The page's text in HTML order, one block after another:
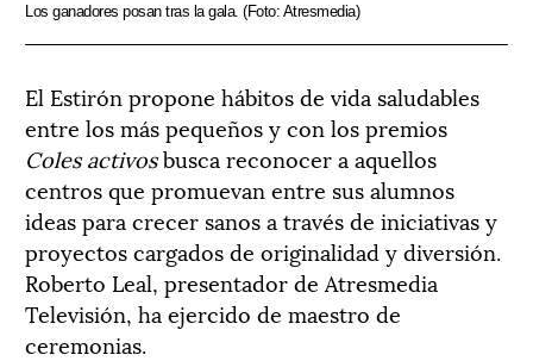
Los ganadores posan tras la gala. (Foto: Atresmedia)
El Estirón propone hábitos de vida saludables
entre los más pequeños y con los premios
Coles activosbusca reconocer a aquellos
centros que promuevan entre sus alumnos
ideas para crecer sanos a través de iniciativas y
proyectos cargados de originalidad y diversión.
Roberto Leal, presentador de Atresmedia
Televisión, ha ejercido de maestro de
ceremonias.